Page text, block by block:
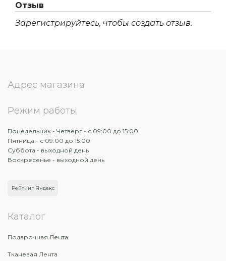
Отзыв
Зарегистрируйтесь, чтобы создать отзыв.
Адрес магазина
Режим работы
Понедельник - Четверг - с 09:00 до 15:00
Пятница - с 09:00 до 15:00
Суббота - выходной день
Воскресенье - выходной день
Рейтинг Яндекс
Каталог
Подарочная Лента
Тканевая Лента